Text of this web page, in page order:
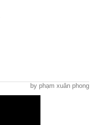
by phạm xuân phong